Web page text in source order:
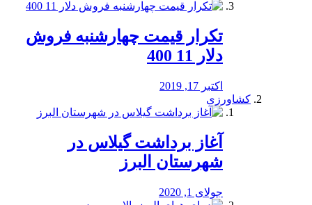
تکرار قیمت چهارشنبه فروش
دلار 11 400
اکتبر 17, 2019
کشاورزی
آغاز برداشت گیلاس در
شهرستان البرز
جولای 1, 2020